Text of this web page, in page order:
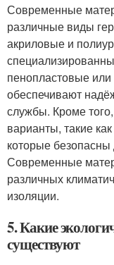
Современные
различные виды
акриловые и
пенопластовые
обеспечивают
службы. Кроме
варианты, такие
которые
Современные
различных
изоляции.
5. Какие
существуют